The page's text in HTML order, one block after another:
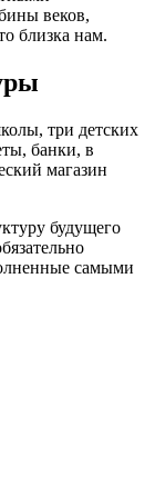
веков,
близка нам.
три детских
банки, в
магазин
будущего
самыми